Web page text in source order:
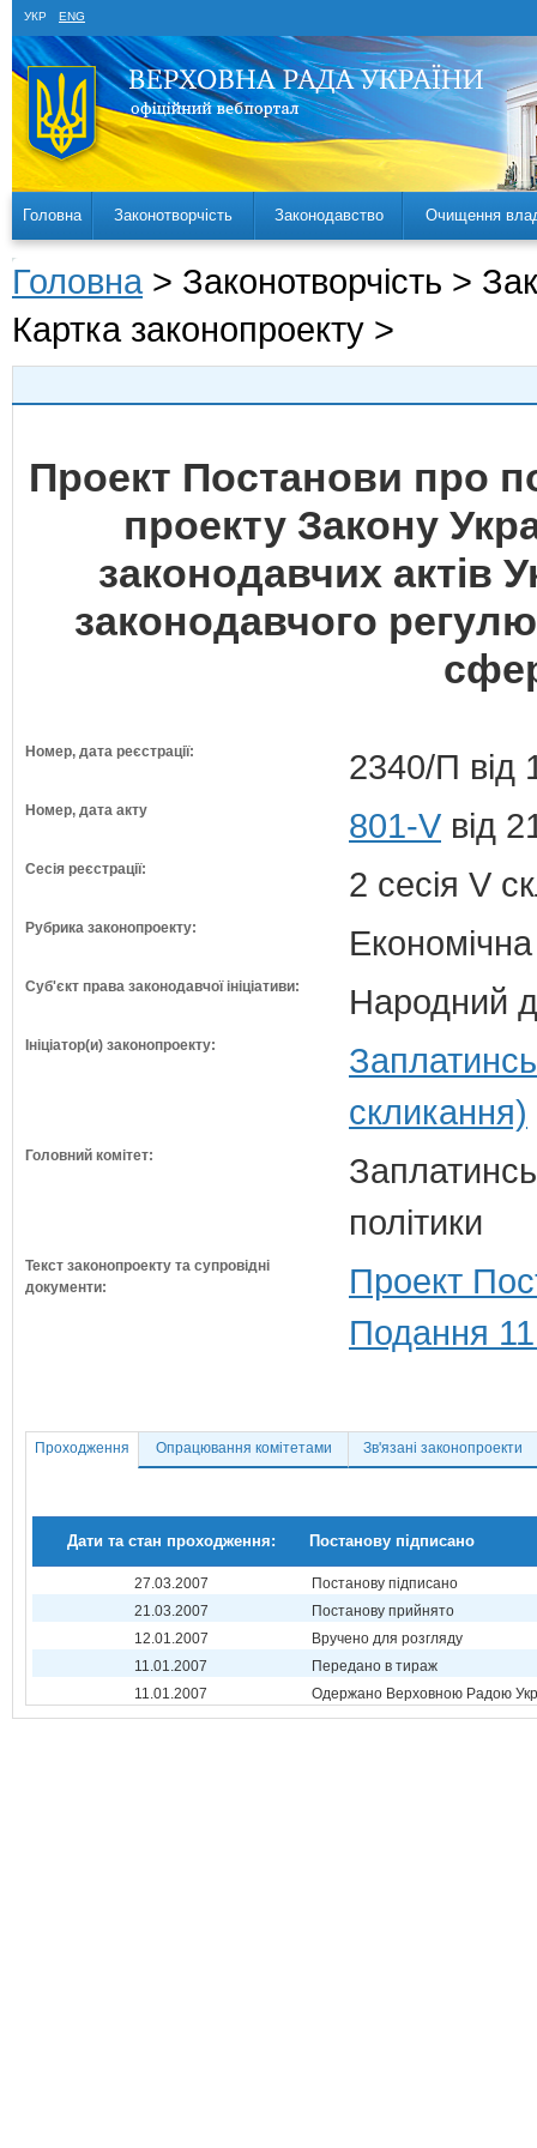
УКР ENG
Головна Законотворчість Законодавство Очищення
Головна > Законотворчість >
Картка законопроекту >
Проект Постанови про
проекту Закону
законодавчих актів
законодавчого
Номер, дата реєстрації: 2340/П від
Номер, дата акту 801-V від
Сесія реєстрації: 2 сесія V
Рубрика законопроекту:
Суб'єкт права законодавчої ініціативи: Народний
Ініціатор(и) законопроекту:
скликання)
Головний комітет:
політики
Текст законопроекту та супровідні
документи:
Проект
Подання
Проходження Опрацювання комітетами Зв'язані законопроекти
Дати та стан проходження: Постанову підписано
27.03.2007
Постанову підписано
21.03.2007
Постанову прийнято
12.01.2007
Вручено для розгляду
11.01.2007
Передано в тираж
11.01.2007
Одержано Верховною Радою